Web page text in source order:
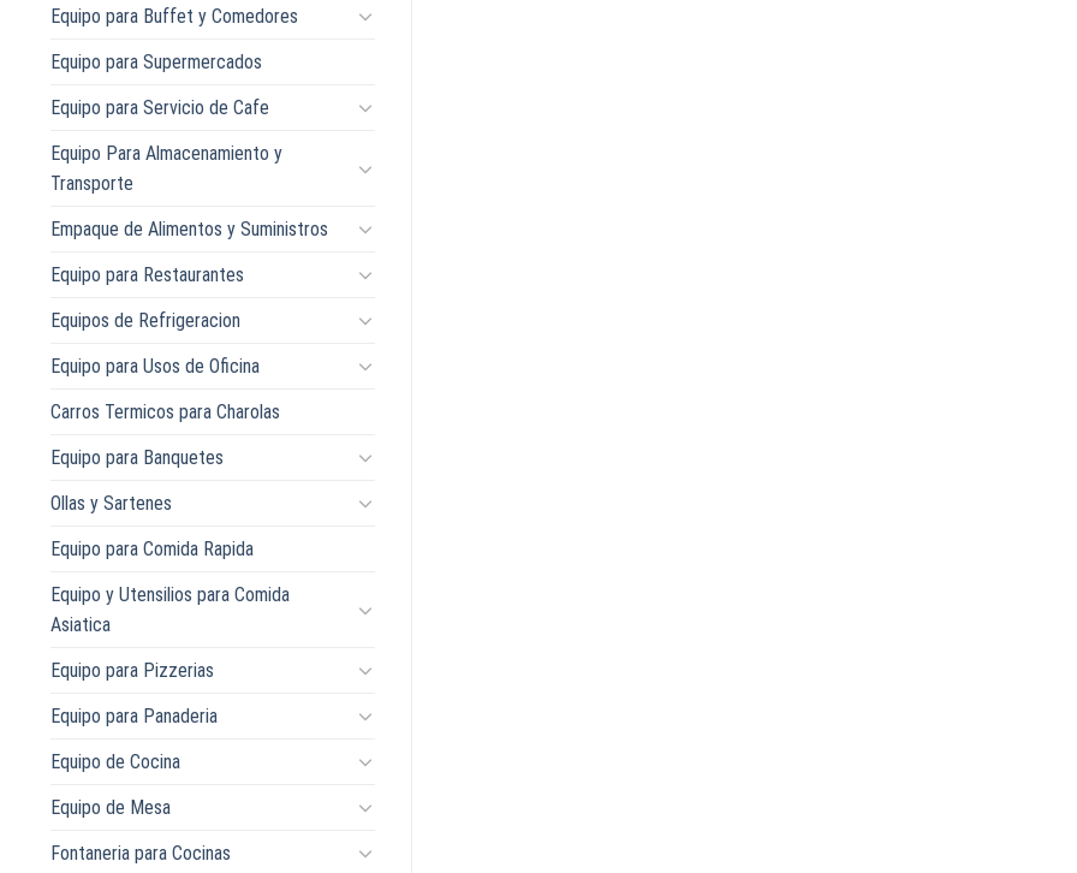
Equipo para Buffet y Comedores
Equipo para Supermercados
Equipo para Servicio de Cafe
Equipo Para Almacenamiento y
Transporte
Empaque de Alimentos y Suministros
Equipo para Restaurantes
Equipos de Refrigeracion
Equipo para Usos de Oficina
Carros Termicos para Charolas
Equipo para Banquetes
Ollas y Sartenes
Equipo para Comida Rapida
Equipo y Utensilios para Comida
Asiatica
Equipo para Pizzerias
Equipo para Panaderia
Equipo de Cocina
Equipo de Mesa
Fontaneria para Cocinas